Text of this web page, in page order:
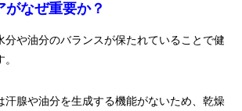
がなぜ重要か？
分や油分のバランスが保たれていることで健
汗腺や油分を生成する機能がないため、乾燥